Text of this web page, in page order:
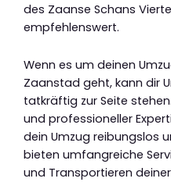
des Zaanse Schans
empfehlenswert.
Wenn es um deinen
Zaanstad geht, kann dir
tatkräftig zur Seite
und professioneller
dein Umzug reibungslos
bieten umfangreiche
und Transportieren